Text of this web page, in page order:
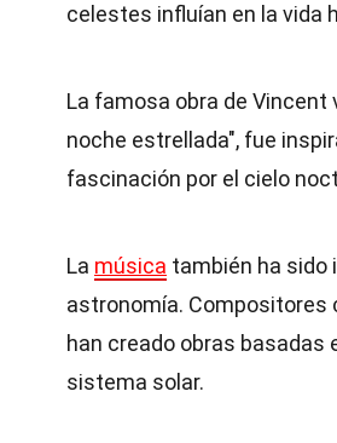
celestes influían en la vida
La famosa obra de Vincent
noche estrellada", fue
fascinación por el cielo
La música también ha sido
astronomía. Compositores
han creado obras basadas
sistema solar.